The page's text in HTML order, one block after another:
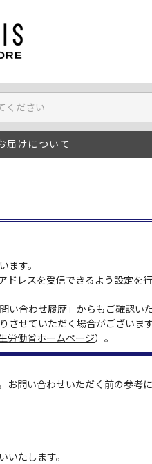
届けについて
す。
レスを受信できるよう設定を行
合わせ履歴」からもご確認いた
せていただく場合がございます
労働省ホームページ）。
お問い合わせいただく前の参考
たします。